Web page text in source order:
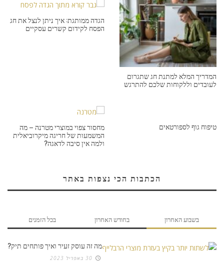
המדריך המלא למתנת חג שתגרום
לעובדים וללקוחות שלכם להתרגש
הגדה ממותגת: איך ניתן לנצל את חג
הפסח לקידום קשרים עסקיים
טיפוח גוף לספורטאים מחסור צפוי במוצרי מטרנה – מה
המשמעות של חריגה מיקרוביאלית
ולמה אין סיבה לדאגה?
הכתבות הכי נצפות באתר
בשבוע האחרון בחודש האחרון בכל הזמנים
מה זה עוסק זעיר ואיך פותחים תיק?
30 באפריל 2023